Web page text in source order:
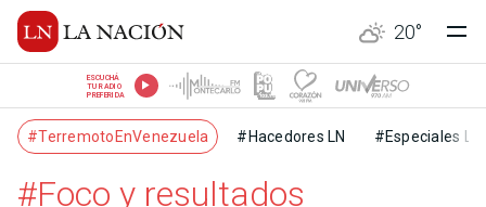
20°
ESCUCHÁ
TU RADIO
PREFERIDA
#TerremotoEnVenezuela #Hacedores LN #Especiales LN
#Foco y resultados